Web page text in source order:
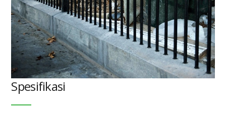
Spesifikasi